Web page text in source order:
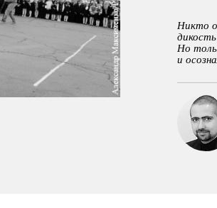
Никто
Но
и